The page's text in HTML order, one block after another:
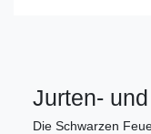
Jurten-
Die Schwarzen